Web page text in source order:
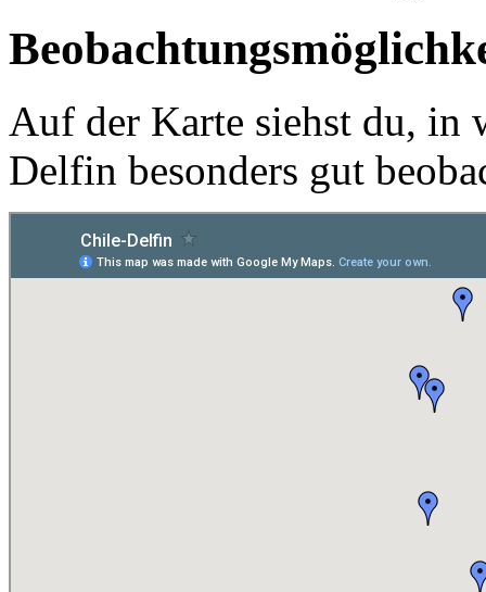
Auf der Karte siehst du, in
Delfin besonders gut